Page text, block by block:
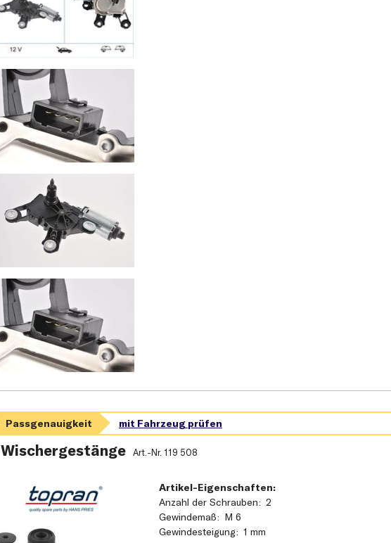
Wischergestänge Art.-Nr. 119 508
Artikel-Eigenschaften:
Anzahl der Schrauben 2
Gewindemaß M 6
Gewindesteigung 1 mm